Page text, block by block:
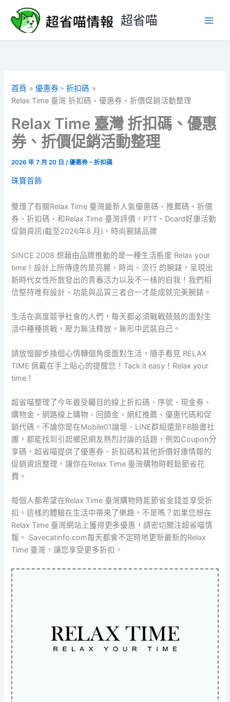
要
超省喵
首頁
優惠券、折扣碼
Relax Time 臺灣 折扣碼、優惠券、折價促銷活動整理
Relax Time 臺灣 折扣碼、優惠
券、折價促銷活動整理
2026 年 7 月 20 日/優惠券、折扣碼
珠寶首飾
整理了有關Relax Time 臺灣最新人氣優惠碼、推薦碼、折價
券、折扣碼、和Relax Time 臺灣評價，PTT、Dcard好康活動
促銷資訊(截至2026年8 月)，時尚腕錶品牌
SINCE 2008 想藉由品牌推動的是一種生活態度 Relax your
time！設計上所傳達的是亮麗、時尚、流行 的腕錶，呈現出
新時代女性所散發出的青春活力以及不一樣的自我！我們相
信堅持唯有設計、功能與品質三者合一才能成就完美腕錶。
生活在高度競爭社會的人們，每天都必須戰戰兢兢的面對生
活中種種挑戰，壓力無法釋放，無形中武裝自己。
請放慢腳步換個心情轉個角度面對生活，隨手看見 RELAX
TIME 佩戴在手上貼心的提醒您！Tack it easy！Relax your
time！
超省喵整理了今年最受矚目的線上折扣碼、序號、現金券、
購物金、網路線上購物、回饋金、網紅推薦、優惠代碼和促
銷代碼。不論你是在Mobile01論壇、LINE群組還是FB臉書社
團，都能找到引起鄉民網友熱烈討論的話題，例如Coupon分
享碼。超省喵提供了優惠券、折扣碼和其他折價好康情報的
促銷資訊整理，讓你在Relax Time 臺灣購物時輕鬆節省花
費。
每個人都希望在Relax Time 臺灣購物時能節省金錢並享受折
扣。這樣的體驗在生活中帶來了樂趣，不是嗎？如果您想在
Relax Time 臺灣網站上獲得更多優惠，請密切關注超省喵情
報。 Savecatinfo.com每天都會不定時地更新最新的Relax
Time 臺灣，讓您享受更多折扣。